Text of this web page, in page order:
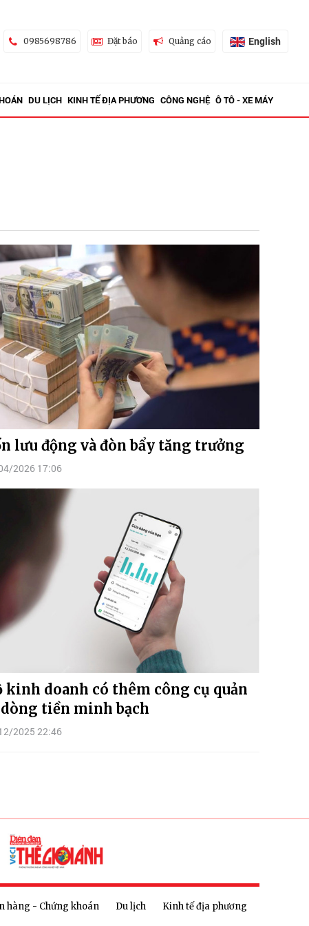
0985698786 Đặt báo Quảng cáo English
DU LỊCH KINH TẾ ĐỊA PHƯƠNG CÔNG NGHỆ Ô TÔ - XE MÁY
lưu động và đòn bẩy tăng trưởng
2026 17:06
kinh doanh có thêm công cụ quản
tiền minh bạch
2025 22:46
hàng - Chứng khoán Du lịch
Kinh tế địa phương